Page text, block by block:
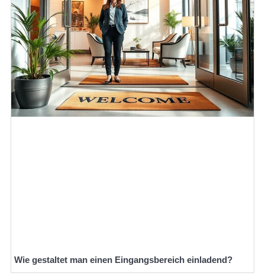
Wie gestaltet man einen Eingangsbereich einladend?